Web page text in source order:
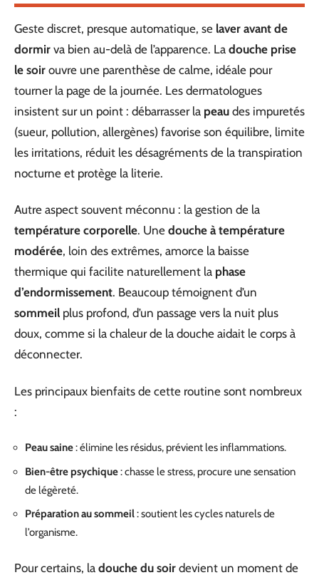
Geste discret, presque automatique, se laver avant de
dormir va bien au-delà de l’apparence. La douche prise
le soir ouvre une parenthèse de calme, idéale pour
tourner la page de la journée. Les dermatologues
insistent sur un point : débarrasser la peau des impuretés
(sueur, pollution, allergènes) favorise son équilibre, limite
les irritations, réduit les désagréments de la transpiration
nocturne et protège la literie.
Autre aspect souvent méconnu : la gestion de la
température corporelle. Une douche à température
modérée, loin des extrêmes, amorce la baisse
thermique qui facilite naturellement la phase
d’endormissement. Beaucoup témoignent d’un
sommeil plus profond, d’un passage vers la nuit plus
doux, comme si la chaleur de la douche aidait le corps à
déconnecter.
Les principaux bienfaits de cette routine sont nombreux
:
Peau saine: élimine les résidus, prévient les inflammations.
Bien-être psychique: chasse le stress, procure une sensation
de légèreté.
Préparation au sommeil: soutient les cycles naturels de
l’organisme.
Pour certains, la douche du soir devient un moment de